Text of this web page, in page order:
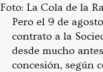
Foto: La Cola de la
Pero el 9 de
contrato a la
desde mucho
concesión, según